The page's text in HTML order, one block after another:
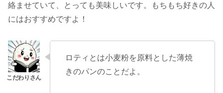
絡ませていて、とっても美味しいです。もちもち好きの人
にはおすすめですよ！
ロティとは小麦粉を原料とした薄焼
きのパンのことだよ。